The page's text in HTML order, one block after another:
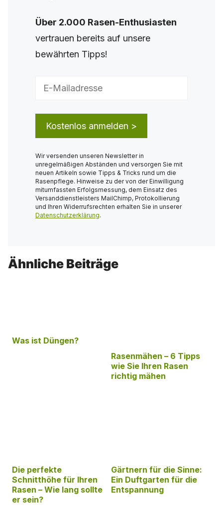
Über 2.000 Rasen-Enthusiasten
vertrauen bereits auf unsere
bewährten Tipps!
Wir versenden unseren Newsletter in
unregelmäßigen Abständen und versorgen Sie mit
neuen Artikeln sowie Tipps & Tricks rund um die
Rasenpflege. Hinweise zu der von der Einwilligung
mitumfassten Erfolgsmessung, dem Einsatz des
Versanddienstleisters MailChimp, Protokollierung
und Ihren Widerrufsrechten erhalten Sie in unserer
Datenschutzerklärung.
Ähnliche Beiträge
Was ist Düngen?
Rasenmähen – 6 Tipps
wie Sie Ihren Rasen
richtig mähen
Die perfekte
Schnitthöhe für Ihren
Rasen – Wie lang sollte
er sein?
Gärtnern für die Sinne:
Ein Duftgarten für die
Entspannung